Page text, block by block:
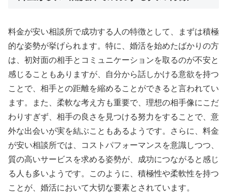
料金が安い相談所で成功する人の特徴として、まずは積極
的な姿勢が挙げられます。特に、婚活を始めたばかりの方
は、初対面の相手とコミュニケーションを取るのが不安と
感じることもありますが、自分から話しかける意欲を持つ
ことで、相手との距離を縮めることができると言われてい
ます。また、柔軟な考え方も重要で、理想の相手像にこだ
わりすぎず、相手の良さを見つける努力をすることで、意
外な出会いが実を結ぶこともあるようです。さらに、料金
が安い相談所では、コストパフォーマンスを意識しつつ、
質の高いサービスを求める姿勢が、成功につながると感じ
る人も多いようです。このように、積極性や柔軟性を持つ
ことが、婚活において大切な要素とされています。